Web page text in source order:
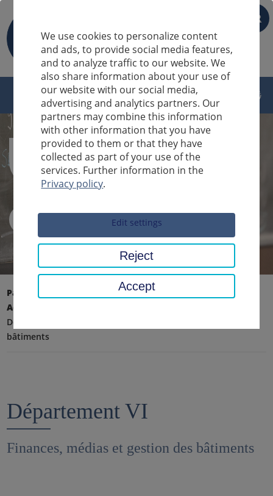
FR
Sucheingabe
Page d'accueil
Conseil régional, district
Administration du district
Département VI - Finances, éducation et gestion des
bâtiments
Département VI
Finances, médias et gestion des bâtiments
We use cookies to personalize content
and ads, to provide social media features,
and to analyze traffic to our website. We
also share information about your use of
our website with our social media,
advertising and analytics partners. Our
partners may combine this information
with other information that you have
provided to them or that they have
collected as part of your use of the
services. Further information in the
Privacy policy.
Edit settings
Reject
Accept